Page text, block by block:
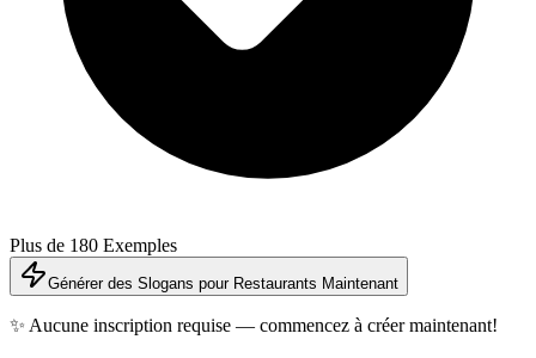
Plus de 180 Exemples
Générer des Slogans pour Restaurants Maintenant
✨ Aucune inscription requise — commencez à créer maintenant!